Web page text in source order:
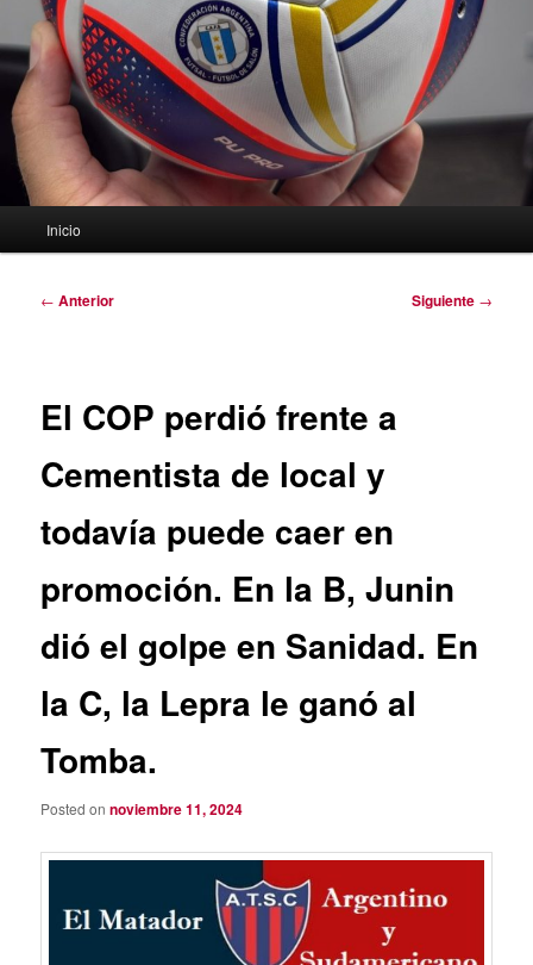
Inicio
Navegación
← Anterior Siguiente →
El COP perdió frente a
Cementista de local y
todavía puede caer en
promoción. En la B, Junin
dió el golpe en Sanidad. En
la C, la Lepra le ganó al
Tomba.
Posted onnoviembre 11, 2024